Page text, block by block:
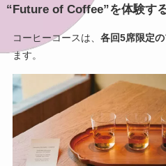
“Future of Coffee”を体験す
コーヒーコースは、 各回5席限定
ます。